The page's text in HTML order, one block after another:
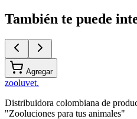
También te puede
Agregar
zooluvet.
Distribuidora colombiana de
"Zooluciones para tus animales"